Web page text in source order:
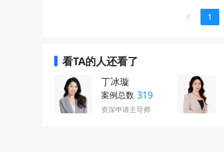
1
看TA的人还看了
丁冰璇
案例总数 319
资深申请主导师